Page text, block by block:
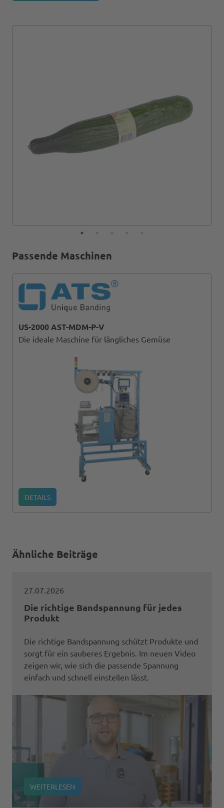
Passende Maschinen
US-2000 AST-MDM-P-V
Die ideale Maschine für längliches Gemüse
DETAILS
Ähnliche Beiträge
27.07.2026
Die richtige Bandspannung für jedes
Produkt
Die richtige Bandspannung schützt Produkte und
sorgt für ein sauberes Ergebnis. Im neuen Video
zeigen wir, wie sich die passende Spannung
einfach und schnell einstellen lässt.
WEITERLESEN